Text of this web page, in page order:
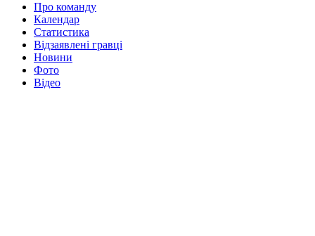
Про команду
Календар
Статистика
Відзаявлені гравці
Новини
Фото
Відео